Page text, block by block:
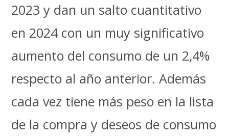
2023 y dan un salto cuantitativo
en 2024 con un muy significativo
aumento del consumo de un 2,4%
respecto al año anterior. Además
cada vez tiene más peso en la lista
de la compra y deseos de consumo